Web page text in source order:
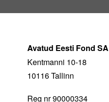
Avatud Eesti Fond SA
Kentmanni 10-18
10116 Tallinn
Reg nr 90000334